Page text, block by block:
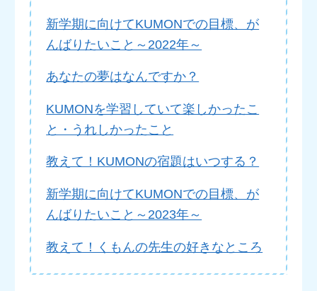
新学期に向けてKUMONでの目標、が
んばりたいこと～2022年～
あなたの夢はなんですか？
KUMONを学習していて楽しかったこ
と・うれしかったこと
教えて！KUMONの宿題はいつする？
新学期に向けてKUMONでの目標、が
んばりたいこと～2023年～
教えて！くもんの先生の好きなところ